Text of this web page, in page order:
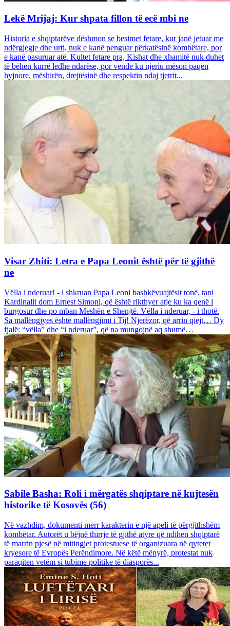
Lekë Mrijaj: Kur shpata fillon të ecë mbi ne
Historia e shqiptarëve dëshmon se besimet fetare, kur janë jetuar me
ndërgjegje dhe urti, nuk e kanë penguar përkatësinë kombëtare, por
e kanë pasuruar atë. Kultet fetare pra, Kishat dhe xhamitë nuk duhet
të bëhen kurrë ledhe ndarëse, por vende ku njeriu mëson paqen
hyjnore, mëshirën, drejtësinë dhe respektin ndaj tjetrit...
Visar Zhiti: Letra e Papa Leonit është për të gjithë
ne
Vëlla i nderuar! - i shkruan Papa Leoni bashkëvuajtësit tonë, tani
Kardinalit dom Ernest Simoni, që është rikthyer atje ku ka qenë i
burgosur dhe po mban Meshën e Shenjtë. Vëlla i nderuar, - i thotë.
Sa mallëngjyes është mallëngjimi i Tij! Njerëzor, që arrin qiejt… Dy
fjalë: “vëlla” dhe “i nderuar”, që na mungojnë aq shumë…
Sabile Basha: Roli i mërgatës shqiptare në kujtesën
historike të Kosovës (56)
Në vazhdim, dokumenti merr karakterin e një apeli të përgjithshëm
kombëtar. Autorët u bëjnë thirrje të gjithë atyre që ndihen shqiptarë
të marrin pjesë në mitingjet protestuese të organizuara në qytetet
kryesore të Evropës Perëndimore. Në këtë mënyrë, protestat nuk
paraqiten vetëm si tubime politike të diasporës...